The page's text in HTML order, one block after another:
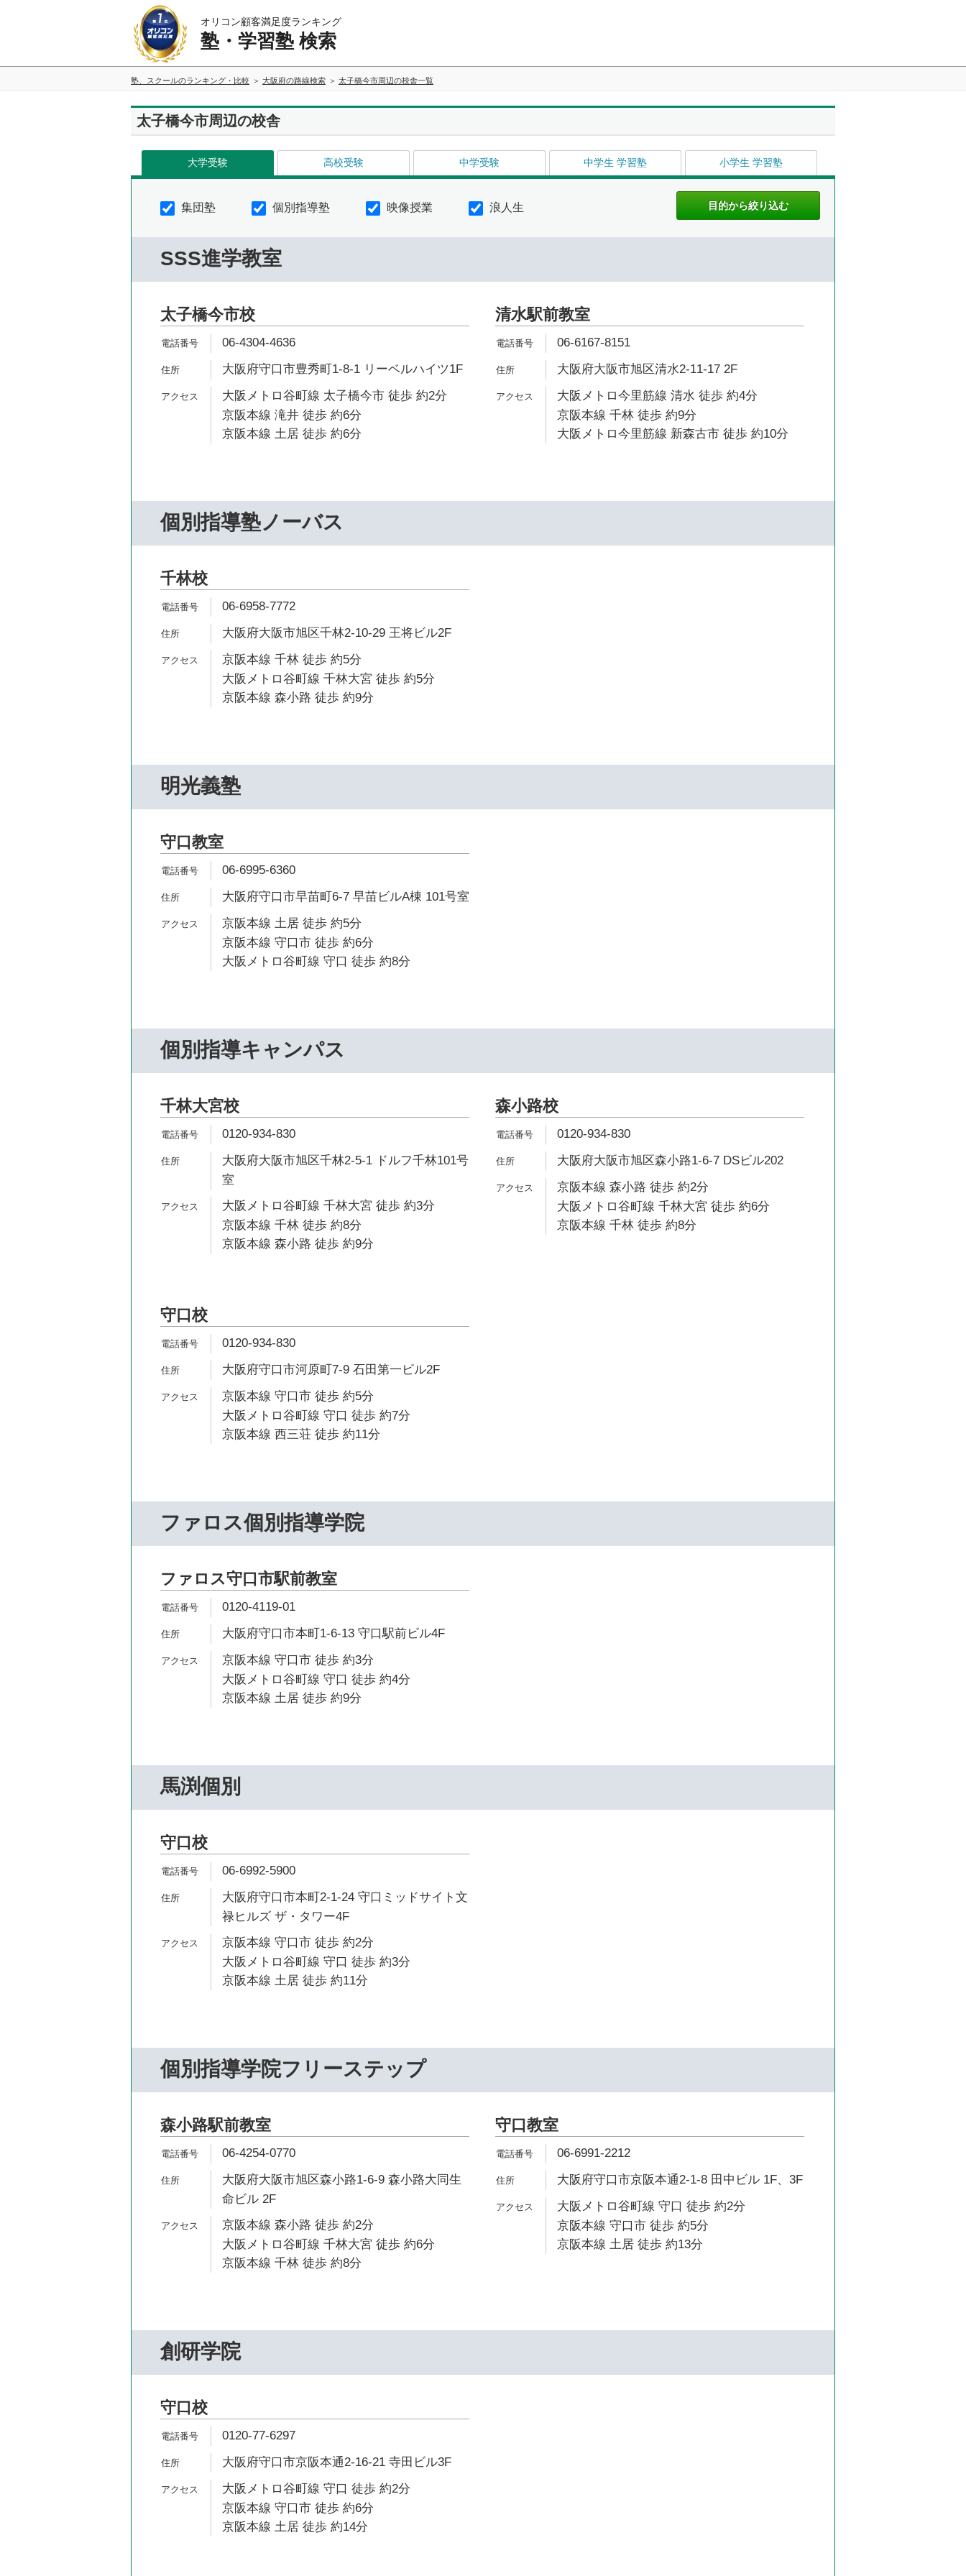
オリコン顧客満足度ランキング
塾・学習塾 検索
塾、スクールのランキング・比較 大阪府の路線検索 太子橋今市周辺の校舎一覧
太子橋今市周辺の校舎
大学受験 高校受験 中学受験 中学生 学習塾 小学生 学習塾
集団塾 個別指導塾 映像授業 浪人生
SSS進学教室
太子橋今市校
06-4304-4636
大阪府守口市豊秀町1-8-1 リーベルハイツ1F
大阪メトロ谷町線 太子橋今市 徒歩 約2分
京阪本線 滝井 徒歩 約6分
京阪本線 土居 徒歩 約6分
清水駅前教室
06-6167-8151
大阪府大阪市旭区清水2-11-17 2F
大阪メトロ今里筋線 清水 徒歩 約4分
京阪本線 千林 徒歩 約9分
大阪メトロ今里筋線 新森古市 徒歩 約10分
個別指導塾ノーバス
千林校
06-6958-7772
大阪府大阪市旭区千林2-10-29 王将ビル2F
京阪本線 千林 徒歩 約5分
大阪メトロ谷町線 千林大宮 徒歩 約5分
京阪本線 森小路 徒歩 約9分
明光義塾
守口教室
06-6995-6360
大阪府守口市早苗町6-7 早苗ビルA棟 101号室
京阪本線 土居 徒歩 約5分
京阪本線 守口市 徒歩 約6分
大阪メトロ谷町線 守口 徒歩 約8分
個別指導キャンパス
千林大宮校
0120-934-830
大阪府大阪市旭区千林2-5-1 ドルフ千林101号
室
大阪メトロ谷町線 千林大宮 徒歩 約3分
京阪本線 千林 徒歩 約8分
京阪本線 森小路 徒歩 約9分
森小路校
0120-934-830
大阪府大阪市旭区森小路1-6-7 DSビル202
京阪本線 森小路 徒歩 約2分
大阪メトロ谷町線 千林大宮 徒歩 約6分
京阪本線 千林 徒歩 約8分
守口校
0120-934-830
大阪府守口市河原町7-9 石田第一ビル2F
京阪本線 守口市 徒歩 約5分
大阪メトロ谷町線 守口 徒歩 約7分
京阪本線 西三荘 徒歩 約11分
ファロス個別指導学院
ファロス守口市駅前教室
0120-4119-01
大阪府守口市本町1-6-13 守口駅前ビル4F
京阪本線 守口市 徒歩 約3分
大阪メトロ谷町線 守口 徒歩 約4分
京阪本線 土居 徒歩 約9分
馬渕個別
守口校
06-6992-5900
大阪府守口市本町2-1-24 守口ミッドサイト文
禄ヒルズ ザ・タワー4F
京阪本線 守口市 徒歩 約2分
大阪メトロ谷町線 守口 徒歩 約3分
京阪本線 土居 徒歩 約11分
個別指導学院フリーステップ
森小路駅前教室
06-4254-0770
大阪府大阪市旭区森小路1-6-9 森小路大同生
命ビル 2F
京阪本線 森小路 徒歩 約2分
大阪メトロ谷町線 千林大宮 徒歩 約6分
京阪本線 千林 徒歩 約8分
守口教室
06-6991-2212
大阪府守口市京阪本通2-1-8 田中ビル 1F、3F
大阪メトロ谷町線 守口 徒歩 約2分
京阪本線 守口市 徒歩 約5分
京阪本線 土居 徒歩 約13分
創研学院
守口校
0120-77-6297
大阪府守口市京阪本通2-16-21 寺田ビル3F
大阪メトロ谷町線 守口 徒歩 約2分
京阪本線 守口市 徒歩 約6分
京阪本線 土居 徒歩 約14分